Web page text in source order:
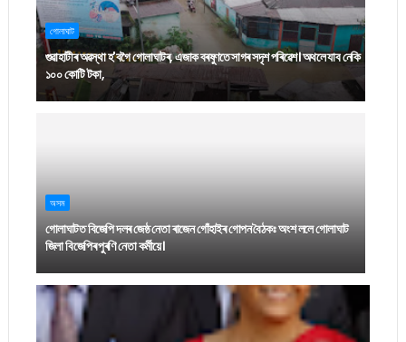
গোলাঘাট
গুৱাহাটীৰ অৱস্থা হ'বগৈ গোলাঘাটৰ, এজাক বৰষুণতে সাগৰ সদৃশ পৰিৱেশ। অথলে যাব নেকি
১০০ কোটি টকা,
অসম
গোলাঘাটত বিজেপি দলৰ জেষ্ঠ নেতা ৰাজেন গোঁহাইৰ গোপন বৈঠকঃ অংশ ললে গোলাঘাট
জিলা বিজেপিৰ পুৰণি নেতা কৰ্মীয়ে।